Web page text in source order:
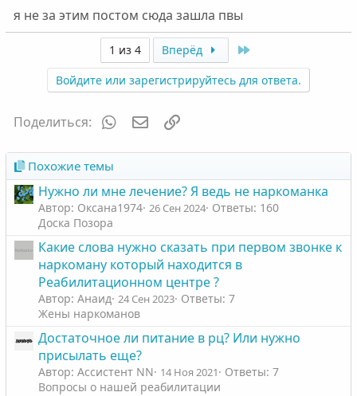
я не за этим постом сюда зашла пвы
1 из 4 Вперёд
Войдите или зарегистрируйтесь для ответа.
Поделиться: WhatsAppЭлектронная почта
Похожие темы
Нужно ли мне лечение? Я ведь не наркоманка
Автор: Оксана1974 26 Сен 2024 Ответы: 160
Доска Позора
Какие слова нужно сказать при первом звонке к
наркоману который находится в
Реабилитационном центре ?
Автор: Анаид 24 Сен 2023 Ответы: 7
Жены наркоманов
Достаточное ли питание в рц? Или нужно
присылать еще?
Автор: Ассистент NN 14 Ноя 2021
Ответы: 7
Вопросы о нашей реабилитации